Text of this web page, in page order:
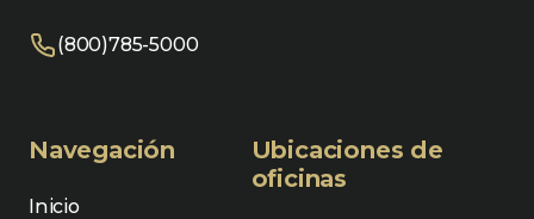
Navegación
Inicio
Ubicaciones de
oficinas
(800)785-5000